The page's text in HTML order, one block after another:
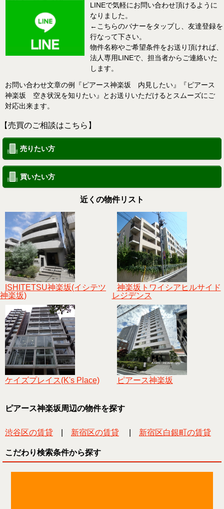
LINEで気軽にお問い合わせ頂けるように
なりました。
←こちらのバナーをタップし、友達登録を
行なって下さい。
物件名称やご希望条件をお送り頂ければ、
法人専用LINEで、担当者からご連絡いた
します。
お問い合わせ文章の例『ピアース神楽坂 内見したい』『ピアース
神楽坂 空き状況を知りたい』とお送りいただけるとスムーズにご
対応出来ます。
【売買のご相談はこちら】
売りたい方
買いたい方
近くの物件リスト
ISHITETSU神楽坂(イシテツ
神楽坂)
神楽坂トワイシアヒルサイド
レジデンス
ケイズプレイス(K's Place) ピアース神楽坂
ピアース神楽坂周辺の物件を探す
渋谷区の賃貸 新宿区の賃貸 新宿区白銀町の賃貸
こだわり検索条件から探す